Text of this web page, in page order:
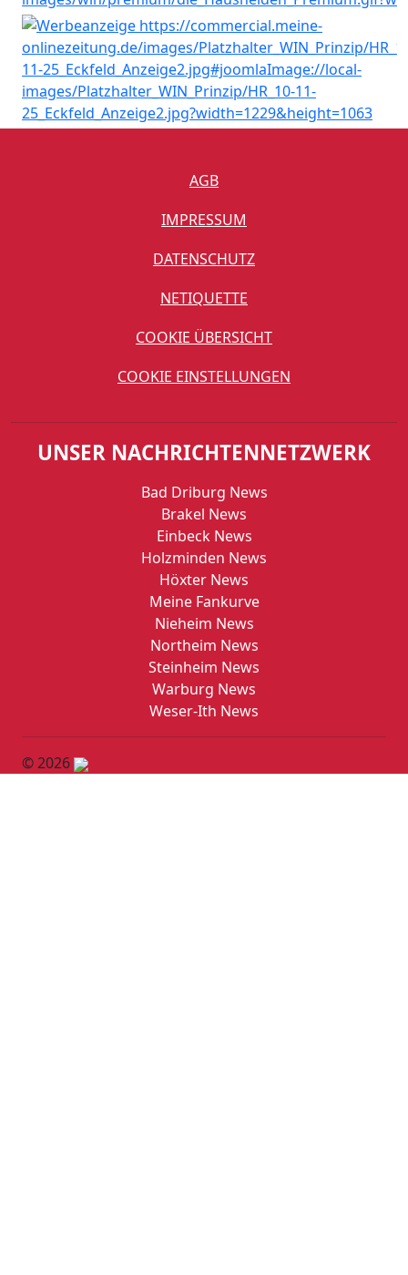
AGB
IMPRESSUM
DATENSCHUTZ
NETIQUETTE
COOKIE ÜBERSICHT
COOKIE EINSTELLUNGEN
UNSER NACHRICHTENNETZWERK
Bad Driburg News
Brakel News
Einbeck News
Holzminden News
Höxter News
Meine Fankurve
Nieheim News
Northeim News
Steinheim News
Warburg News
Weser-Ith News
© 2026